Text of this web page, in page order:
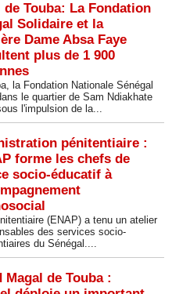
de Touba: La Fondation
Solidaire et la
Dame Absa Faye
plus de 1 900
la Fondation Nationale Sénégal
le quartier de Sam Ndiakhate
l'impulsion de la...
pénitentiaire :
forme les chefs de
socio-éducatif à
(ENAP) a tenu un atelier
des services socio-
du Sénégal....
Magal de Touba :